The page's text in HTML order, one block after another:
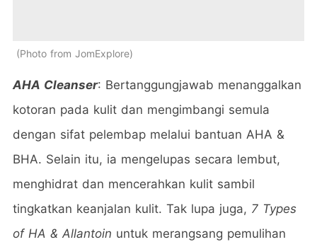
Photo from JomExplore
AHA Cleanser: Bertanggungjawab menanggalkan
kotoran pada kulit dan mengimbangi semula
dengan sifat pelembap melalui bantuan AHA &
BHA. Selain itu, ia mengelupas secara lembut,
menghidrat dan mencerahkan kulit sambil
tingkatkan keanjalan kulit. Tak lupa juga, 7 Types
of HA & Allantoin untuk merangsang pemulihan